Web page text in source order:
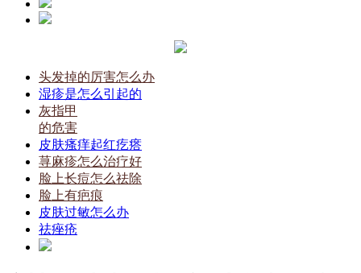
头发掉的厉害怎么办
湿疹是怎么引起的
灰指甲
的危害
皮肤瘙痒起红疙瘩
荨麻疹怎么治疗好
脸上长痘怎么祛除
脸上有疤痕
皮肤过敏怎么办
祛痤疮